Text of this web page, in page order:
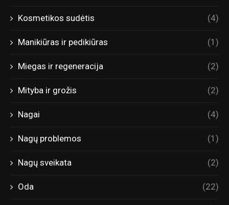
Kosmetikos sudėtis (4)
Manikiūras ir pedikiūras (1)
Miegas ir regeneracija (2)
Mityba ir grožis (2)
Nagai (4)
Nagų problemos (1)
Nagų sveikata (2)
Oda (22)